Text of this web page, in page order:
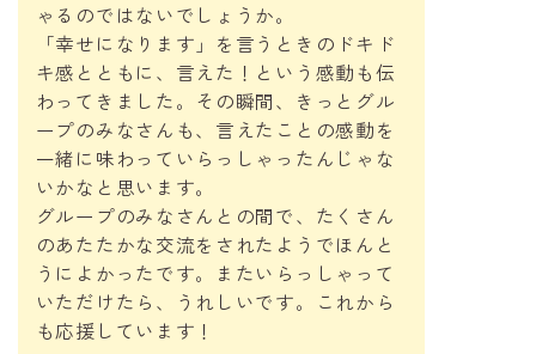
ゃるのではないでしょうか。
「幸せになります」を言うときのドキド
キ感とともに、言えた！という感動も伝
わってきました。その瞬間、きっとグル
ープのみなさんも、言えたことの感動を
一緒に味わっていらっしゃったんじゃな
いかなと思います。
グループのみなさんとの間で、たくさん
のあたたかな交流をされたようでほんと
うによかったです。またいらっしゃって
いただけたら、うれしいです。これから
も応援しています！